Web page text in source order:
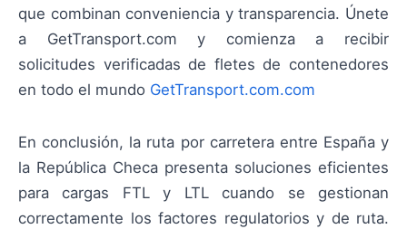
que combinan conveniencia y transparencia. Únete
a GetTransport.com y comienza a recibir
solicitudes verificadas de fletes de contenedores
en todo el mundo GetTransport.com.com
En conclusión, la ruta por carretera entre España y
la República Checa presenta soluciones eficientes
para cargas FTL y LTL cuando se gestionan
correctamente los factores regulatorios y de ruta.